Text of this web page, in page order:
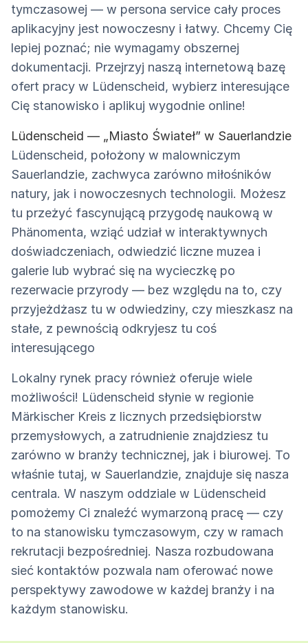
tymczasowej — w persona service cały proces
aplikacyjny jest nowoczesny i łatwy. Chcemy Cię
lepiej poznać; nie wymagamy obszernej
dokumentacji. Przejrzyj naszą internetową bazę
ofert pracy w Lüdenscheid, wybierz interesujące
Cię stanowisko i aplikuj wygodnie online!
Lüdenscheid — „Miasto Świateł” w Sauerlandzie
Lüdenscheid, położony w malowniczym
Sauerlandzie, zachwyca zarówno miłośników
natury, jak i nowoczesnych technologii. Możesz
tu przeżyć fascynującą przygodę naukową w
Phänomenta, wziąć udział w interaktywnych
doświadczeniach, odwiedzić liczne muzea i
galerie lub wybrać się na wycieczkę po
rezerwacie przyrody — bez względu na to, czy
przyjeżdżasz tu w odwiedziny, czy mieszkasz na
stałe, z pewnością odkryjesz tu coś
interesującego
Lokalny rynek pracy również oferuje wiele
możliwości! Lüdenscheid słynie w regionie
Märkischer Kreis z licznych przedsiębiorstw
przemysłowych, a zatrudnienie znajdziesz tu
zarówno w branży technicznej, jak i biurowej. To
właśnie tutaj, w Sauerlandzie, znajduje się nasza
centrala. W naszym oddziale w Lüdenscheid
pomożemy Ci znaleźć wymarzoną pracę — czy
to na stanowisku tymczasowym, czy w ramach
rekrutacji bezpośredniej. Nasza rozbudowana
sieć kontaktów pozwala nam oferować nowe
perspektywy zawodowe w każdej branży i na
każdym stanowisku.